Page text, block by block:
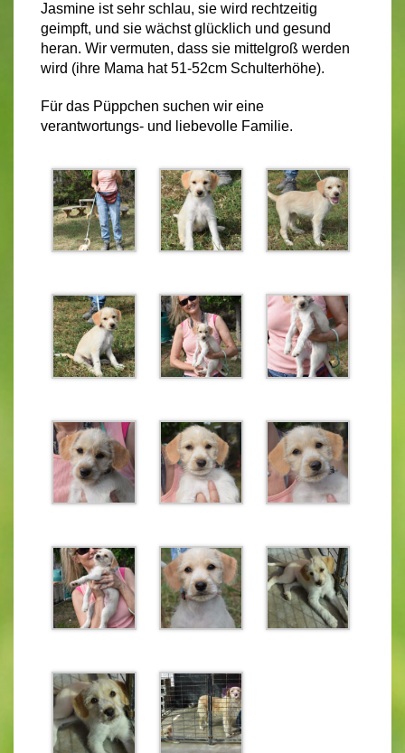
Jasmine ist sehr schlau, sie wird rechtzeitig
geimpft, und sie wächst glücklich und gesund
heran. Wir vermuten, dass sie mittelgroß werden
wird (ihre Mama hat 51-52cm Schulterhöhe).
Für das Püppchen suchen wir eine
verantwortungs- und liebevolle Familie.